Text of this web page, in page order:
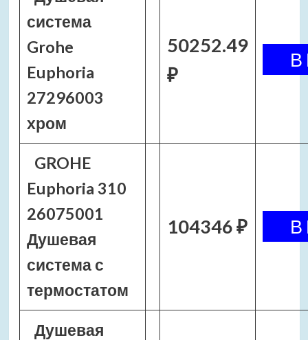
система
Grohe
Euphoria
27296003
хром
50252.49
₽
GROHE
Euphoria 310
26075001
Душевая
система с
термостатом
104346 ₽
Душевая